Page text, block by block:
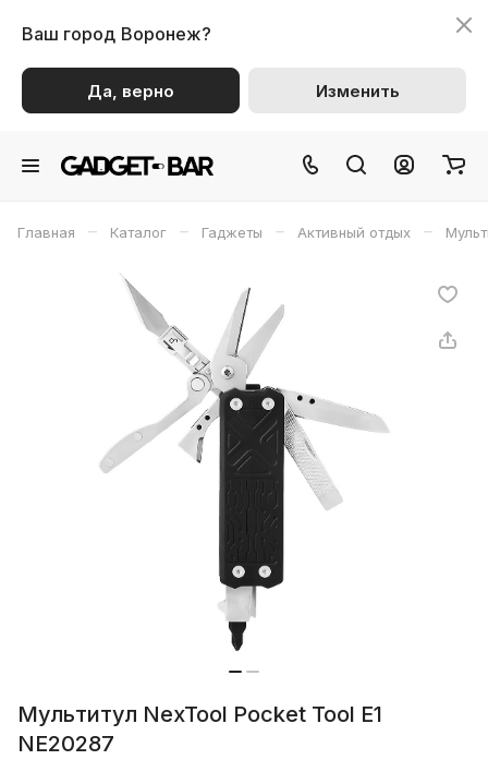
Ваш город Воронеж?
Да, верно Изменить
Главная – Каталог – Гаджеты – Активный отдых –
Мультитул NexTool Pocket Tool E1
NE20287